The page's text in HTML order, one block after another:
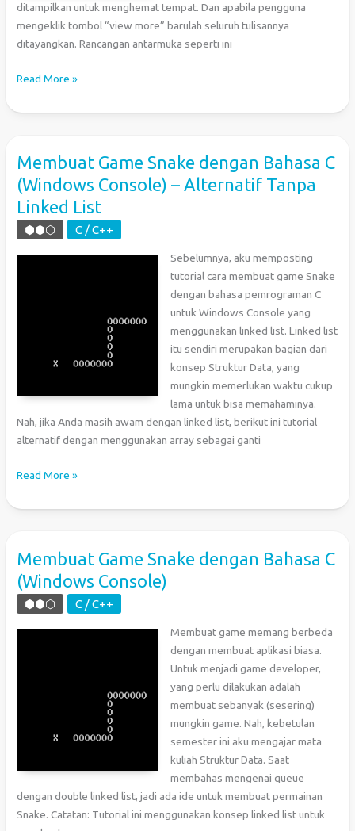
ditampilkan untuk menghemat tempat. Dan apabila pengguna
mengeklik tombol “view more” barulah seluruh tulisannya
ditayangkan. Rancangan antarmuka seperti ini
Mengambil
Awal
Memenggal
Kata
dengan
PHP
Read More »
Membuat Game Snake dengan Bahasa C
(Windows Console) – Alternatif Tanpa
Linked List
⬢⬢⬡ C / C++
Sebelumnya, aku memposting
tutorial cara membuat game Snake
dengan bahasa pemrograman C
untuk Windows Console yang
menggunakan linked list. Linked list
itu sendiri merupakan bagian dari
konsep Struktur Data, yang
mungkin memerlukan waktu cukup
lama untuk bisa memahaminya.
Nah, jika Anda masih awam dengan linked list, berikut ini tutorial
alternatif dengan menggunakan array sebagai ganti
Membuat
Snake
C
(Windows
Console)
Read More »
Membuat Game Snake dengan Bahasa C
(Windows Console)
⬢⬢⬡ C / C++
Membuat game memang berbeda
dengan membuat aplikasi biasa.
Untuk menjadi game developer,
yang perlu dilakukan adalah
membuat sebanyak (sesering)
mungkin game. Nah, kebetulan
semester ini aku mengajar mata
kuliah Struktur Data. Saat
membahas mengenai queue
dengan double linked list, jadi ada ide untuk membuat permainan
Snake. Catatan: Tutorial ini menggunakan konsep linked list untuk